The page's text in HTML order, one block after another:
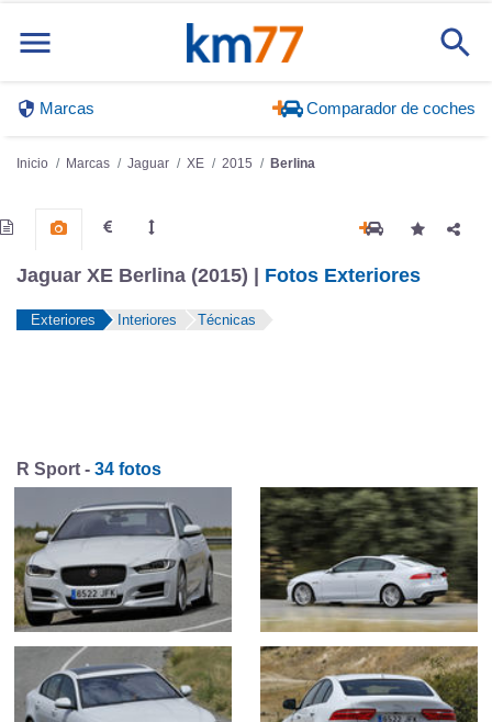
Marcas Comparador de coches
Inicio Marcas Jaguar XE 2015 Berlina
Jaguar XE Berlina (2015) | Fotos Exteriores
Exteriores Interiores Técnicas
R Sport - 34 fotos